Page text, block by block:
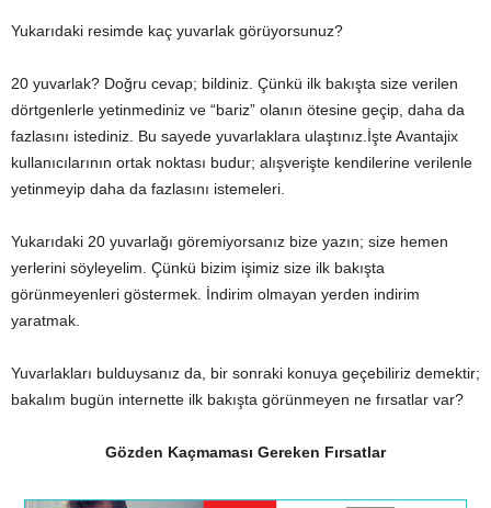
Yukarıdaki resimde kaç yuvarlak görüyorsunuz?
20 yuvarlak? Doğru cevap; bildiniz. Çünkü ilk bakışta size verilen
dörtgenlerle yetinmediniz ve “bariz” olanın ötesine geçip, daha da
fazlasını istediniz. Bu sayede yuvarlaklara ulaştınız.İşte Avantajix
kullanıcılarının ortak noktası budur; alışverişte kendilerine verilenle
yetinmeyip daha da fazlasını istemeleri.
Yukarıdaki 20 yuvarlağı göremiyorsanız bize yazın; size hemen
yerlerini söyleyelim. Çünkü bizim işimiz size ilk bakışta
görünmeyenleri göstermek. İndirim olmayan yerden indirim
yaratmak.
Yuvarlakları bulduysanız da, bir sonraki konuya geçebiliriz demektir;
bakalım bugün internette ilk bakışta görünmeyen ne fırsatlar var?
Gözden Kaçmaması Gereken Fırsatlar